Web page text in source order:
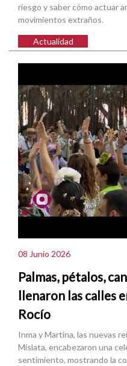
riesgo y saber cómo actuar
movimientos extraños.
Actualidad
08 Junio 2026
Palmas, pétalos,
llenaron las calles
Rocío
Inma y Martina, las nuevas
Mislata, encabezaron una
sentimiento, mostrando la